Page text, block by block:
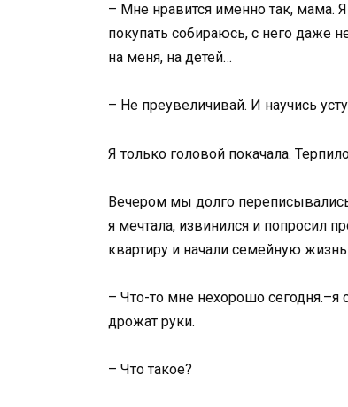
– Мне нравится именно так, мама.
покупать собираюсь, с него даже
на меня, на детей…
– Не преувеличивай. И научись
Я только головой покачала.
Вечером мы долго
я мечтала, извинился и попросил
квартиру и начали семейную жизнь.
– Что-то мне нехорошо сегодня.–я
дрожат руки.
– Что такое?